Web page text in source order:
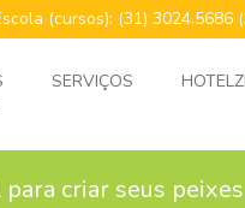
(cursos): (31) 3024.5686
SERVIÇOS
criar seus peixes